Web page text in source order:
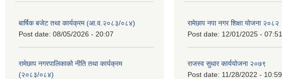
बार्षिक बजेट तथा कार्यक्रम (आ.व.२०८३/०८४)
Post date: 08/05/2026 - 20:07
रामेछाप नगरपालिकाको नीति तथा कार्यक्रम
(२०८३/०८४)
रामेछाप नपा नगर शिक्षा योजना २०८२
Post date: 12/01/2025 - 07:51
राजस्व सुधार कार्ययोजना २०७९
Post date: 11/28/2022 - 10:59